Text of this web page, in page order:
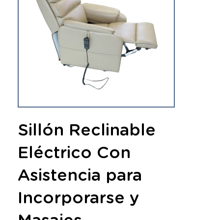
Sillón Reclinable
Eléctrico Con
Asistencia para
Incorporarse y